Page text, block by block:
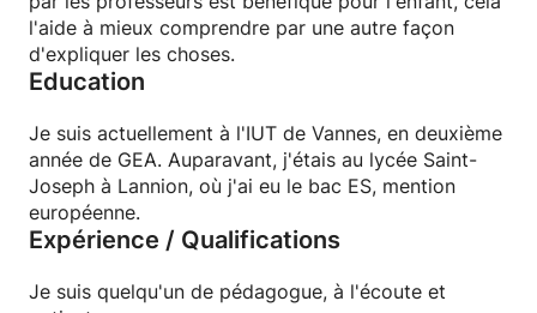
l'aide à mieux comprendre par une autre façon
d'expliquer les choses.
Education
Je suis actuellement à l'IUT de Vannes, en deuxième
année de GEA. Auparavant, j'étais au lycée Saint-
Joseph à Lannion, où j'ai eu le bac ES, mention
européenne.
Expérience / Qualifications
Je suis quelqu'un de pédagogue, à l'écoute et